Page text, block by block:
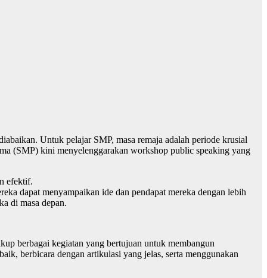
Untuk pelajar SMP, masa remaja adalah periode krusial
(SMP) kini menyelenggarakan workshop public speaking yang
efektif.
dapat menyampaikan ide dan pendapat mereka dengan lebih
di masa depan.
berbagai kegiatan yang bertujuan untuk membangun
berbicara dengan artikulasi yang jelas, serta menggunakan